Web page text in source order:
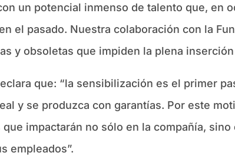
un potencial inmenso de talento que, en
el pasado. Nuestra colaboración con la
y obsoletas que impiden la plena
que: “la sensibilización es el primer
y se produzca con garantías. Por este
impactarán no sólo en la compañía,
empleados”.